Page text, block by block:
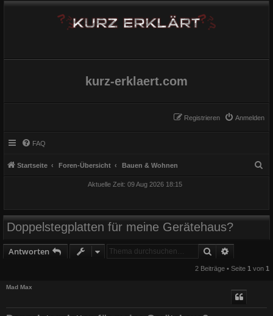
kurz-erklaert.com
Anmelden
Registrieren
FAQ
Startseite Foren-Übersicht Bauen & Wohnen
Aktuelle Zeit: 09 Aug 2026 18:15
Doppelstegplatten für meine Gerätehaus?
Antworten Suche
2 Beiträge • Seite 1 von 1
Mad Max